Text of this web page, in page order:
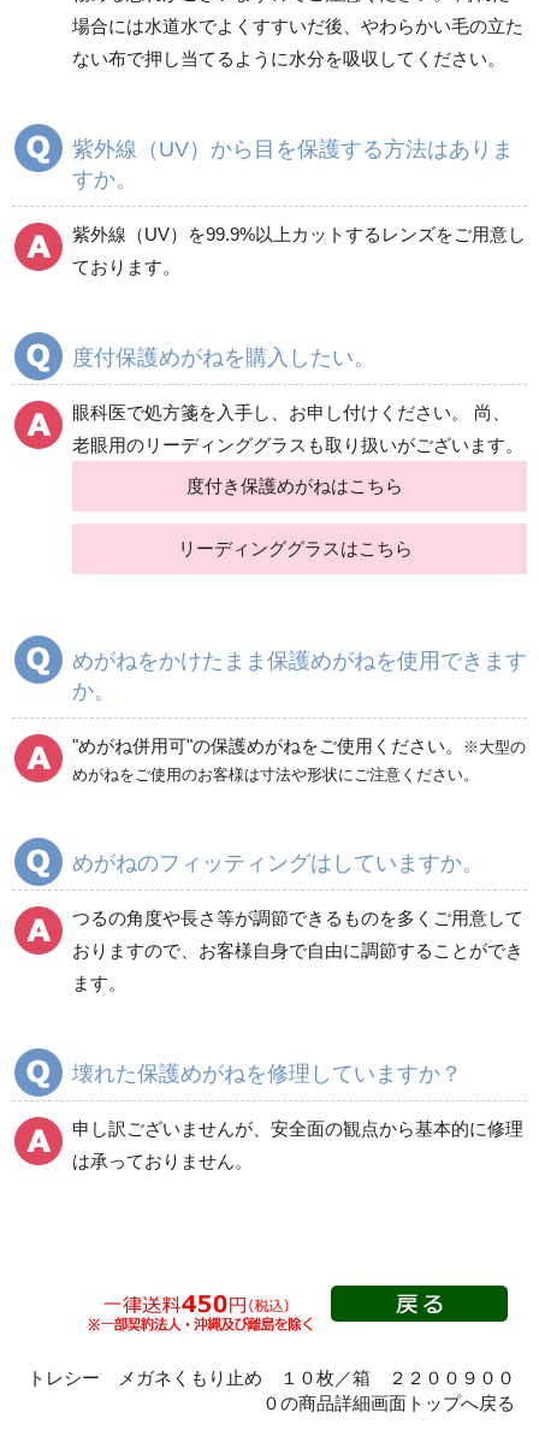
場合には水道水でよくすすいだ後、やわらかい毛の立た
ない布で押し当てるように水分を吸収してください。
紫外線（UV）から目を保護する方法はありま
すか。
紫外線（UV）を99.9%以上カットするレンズをご用意し
ております。
度付保護めがねを購入したい。
眼科医で処方箋を入手し、お申し付けください。 尚、
老眼用のリーディンググラスも取り扱いがございます。
度付き保護めがねはこちら
リーディンググラスはこちら
めがねをかけたまま保護めがねを使用できます
か。
"めがね併用可"の保護めがねをご使用ください。
※大型の
めがねをご使用のお客様は寸法や形状にご注意ください。
めがねのフィッティングはしていますか。
つるの角度や長さ等が調節できるものを多くご用意して
おりますので、お客様自身で自由に調節することができ
ます。
壊れた保護めがねを修理していますか？
申し訳ございませんが、安全面の観点から基本的に修理
は承っておりません。
トレシー メガネくもり止め １０枚／箱 ２２００９００
０の商品詳細画面トップへ戻る